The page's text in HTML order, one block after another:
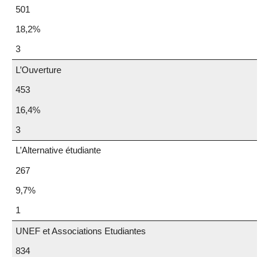
501
18,2%
3
L’Ouverture
453
16,4%
3
L’Alternative étudiante
267
9,7%
1
UNEF et Associations Etudiantes
834